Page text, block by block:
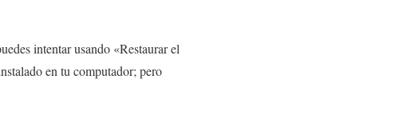
intentar usando «Restaurar el
en tu computador; pero